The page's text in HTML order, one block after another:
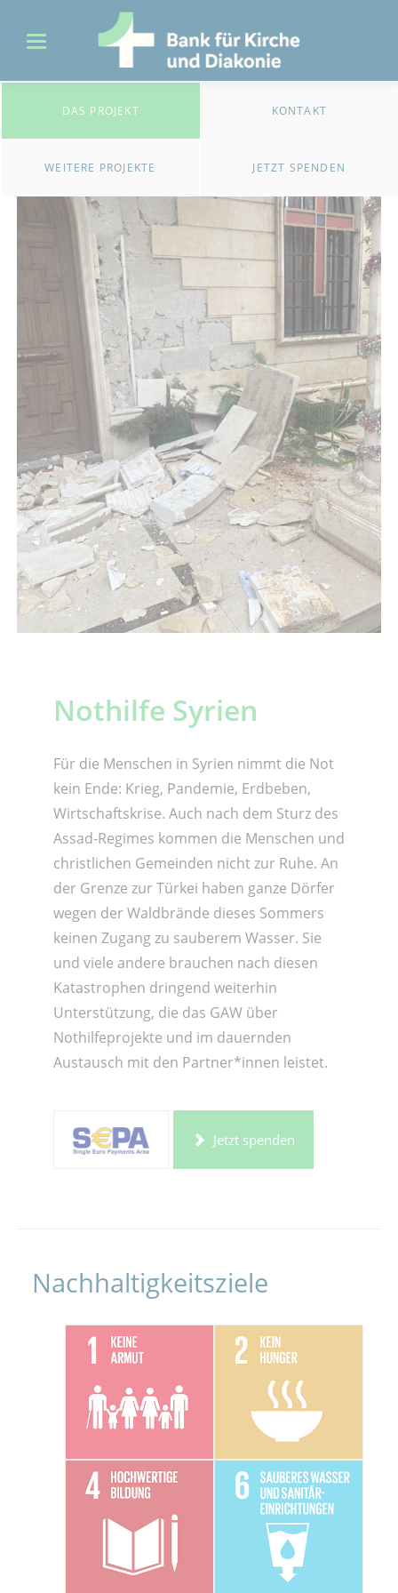
DAS PROJEKT KONTAKT
WEITERE PROJEKTE JETZT SPENDEN
Nothilfe Syrien
Für die Menschen in Syrien nimmt die Not
kein Ende: Krieg, Pandemie, Erdbeben,
Wirtschaftskrise. Auch nach dem Sturz des
Assad-Regimes kommen die Menschen und
christlichen Gemeinden nicht zur Ruhe. An
der Grenze zur Türkei haben ganze Dörfer
wegen der Waldbrände dieses Sommers
keinen Zugang zu sauberem Wasser. Sie
und viele andere brauchen nach diesen
Katastrophen dringend weiterhin
Unterstützung, die das GAW über
Nothilfeprojekte und im dauernden
Austausch mit den Partner*innen leistet.
Jetzt spenden
Nachhaltigkeitsziele